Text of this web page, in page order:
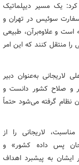
یک مسیر دیپلماتیک
سوئیس در تهران و
و علاوه‌برآن، طبیعی
منتقل کنند که این امر
به‌عنوان دبیر
و صلاح کشور دانست و
نظام گرفته می‌شود حتماً
لاریجانی را از
پس داده کشور» و
ایشان به پیشبرد اهداف